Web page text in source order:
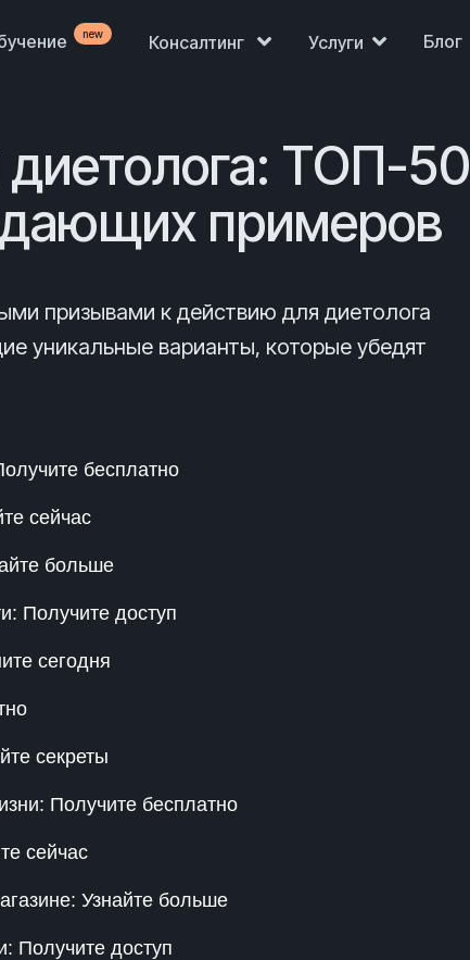
new Консалтинг Услуги Блог
ТОП-50
примеров
призывами к действию для диетолога
уникальные варианты, которые убедят
бесплатно
сейчас
больше
Получите доступ
сегодня
секреты
Получите бесплатно
сейчас
Узнайте больше
Получите доступ